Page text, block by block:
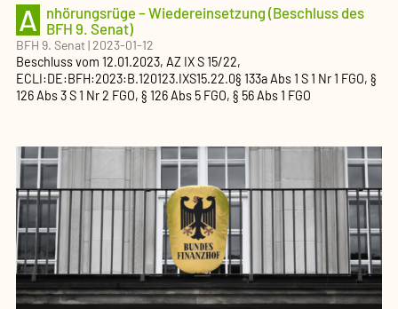
A nhörungsrüge – Wiedereinsetzung (Beschluss des
BFH 9. Senat)
BFH 9. Senat|2023-01-12
Beschlussvom 12.01.2023, AZ IX S 15/22,
ECLI:DE:BFH:2023:B.120123.IXS15.22.0§ 133a Abs 1 S 1 Nr 1 FGO, §
126 Abs 3 S 1 Nr 2 FGO, § 126 Abs 5 FGO, § 56 Abs 1 FGO